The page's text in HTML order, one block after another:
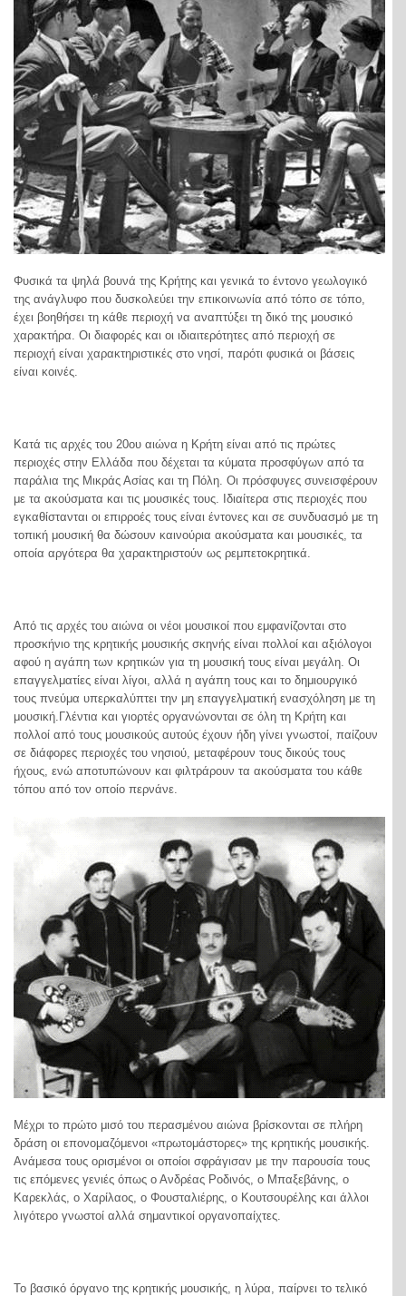
Φυσικά τα ψηλά βουνά της Κρήτης και γενικά το έντονο γεωλογικό
της ανάγλυφο που δυσκολεύει την επικοινωνία από τόπο σε τόπο,
έχει βοηθήσει τη κάθε περιοχή να αναπτύξει τη δικό της μουσικό
χαρακτήρα. Οι διαφορές και οι ιδιαιτερότητες από περιοχή σε
περιοχή είναι χαρακτηριστικές στο νησί, παρότι φυσικά οι βάσεις
είναι κοινές.
Κατά τις αρχές του 20ου αιώνα η Κρήτη είναι από τις πρώτες
περιοχές στην Ελλάδα που δέχεται τα κύματα προσφύγων από τα
παράλια της Μικράς Ασίας και τη Πόλη. Οι πρόσφυγες συνεισφέρουν
με τα ακούσματα και τις μουσικές τους. Ιδιαίτερα στις περιοχές που
εγκαθίστανται οι επιρροές τους είναι έντονες και σε συνδυασμό με τη
τοπική μουσική θα δώσουν καινούρια ακούσματα και μουσικές, τα
οποία αργότερα θα χαρακτηριστούν ως ρεμπετοκρητικά.
Από τις αρχές του αιώνα οι νέοι μουσικοί που εμφανίζονται στο
προσκήνιο της κρητικής μουσικής σκηνής είναι πολλοί και αξιόλογοι
αφού η αγάπη των κρητικών για τη μουσική τους είναι μεγάλη. Οι
επαγγελματίες είναι λίγοι, αλλά η αγάπη τους και το δημιουργικό
τους πνεύμα υπερκαλύπτει την μη επαγγελματική ενασχόληση με τη
μουσική.Γλέντια και γιορτές οργανώνονται σε όλη τη Κρήτη και
πολλοί από τους μουσικούς αυτούς έχουν ήδη γίνει γνωστοί, παίζουν
σε διάφορες περιοχές του νησιού, μεταφέρουν τους δικούς τους
ήχους, ενώ αποτυπώνουν και φιλτράρουν τα ακούσματα του κάθε
τόπου από τον οποίο περνάνε.
Μέχρι το πρώτο μισό του περασμένου αιώνα βρίσκονται σε πλήρη
δράση οι επονομαζόμενοι «πρωτομάστορες» της κρητικής μουσικής.
Ανάμεσα τους ορισμένοι οι οποίοι σφράγισαν με την παρουσία τους
τις επόμενες γενιές όπως ο Ανδρέας Ροδινός, ο Μπαξεβάνης, ο
Καρεκλάς, ο Χαρίλαος, ο Φουσταλιέρης, ο Κουτσουρέλης και άλλοι
λιγότερο γνωστοί αλλά σημαντικοί οργανοπαίχτες.
Το βασικό όργανο της κρητικής μουσικής, η λύρα, παίρνει το τελικό